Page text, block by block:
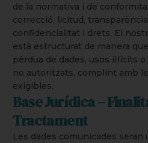
de la normativa i de
correcció, licitud,
confidencialitat i drets. El
està estructurat de manera
pèrdua de dades, usos il·lícits
no autoritzats, complint amb
exigibles.
Base Jurídica –
Tractament
Les dades comunicades seran